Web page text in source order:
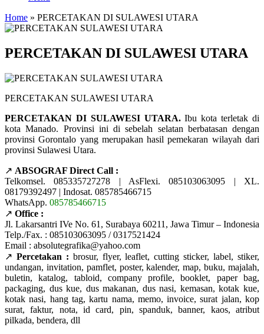
Home » PERCETAKAN DI SULAWESI UTARA
PERCETAKAN DI SULAWESI UTARA
PERCETAKAN SULAWESI UTARA
PERCETAKAN DI SULAWESI UTARA.Ibu kota terletak di
kota Manado. Provinsi ini di sebelah selatan berbatasan dengan
provinsi Gorontalo yang merupakan hasil pemekaran wilayah dari
provinsi Sulawesi Utara.
↗️ ABSOGRAF Direct Call :
Telkomsel. 085335727278 | AsFlexi. 085103063095 | XL.
08179392497 | Indosat. 085785466715
WhatsApp. 085785466715
↗️ Office :
Jl. Lakarsantri IVe No. 61, Surabaya 60211, Jawa Timur – Indonesia
Telp./Fax. : 085103063095 / 0317521424
Email : absolutegrafika@yahoo.com
↗️ Percetakan : brosur, flyer, leaflet, cutting sticker, label, stiker,
undangan, invitation, pamflet, poster, kalender, map, buku, majalah,
buletin, katalog, tabloid, company profile, booklet, paper bag,
packaging, dus kue, dus makanan, dus nasi, kemasan, kotak kue,
kotak nasi, hang tag, kartu nama, memo, invoice, surat jalan, kop
surat, faktur, nota, id card, pin, spanduk, banner, kaos, atribut
pilkada, bendera, dll